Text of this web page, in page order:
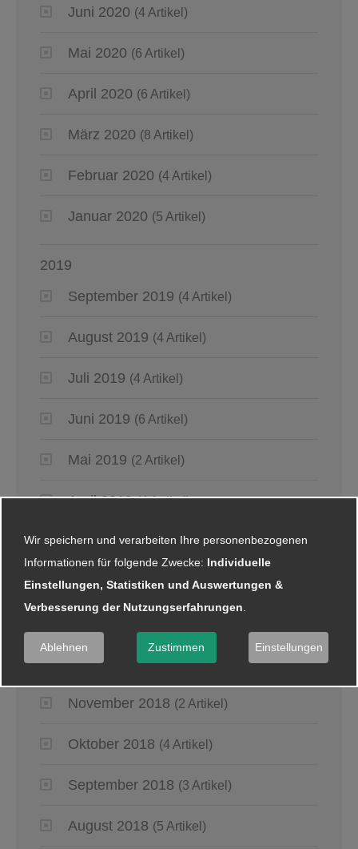
Juni 2020 (4 Artikel)
Mai 2020 (6 Artikel)
April 2020 (6 Artikel)
März 2020 (8 Artikel)
Februar 2020 (4 Artikel)
Januar 2020 (5 Artikel)
2019
September 2019 (4 Artikel)
August 2019 (4 Artikel)
Juli 2019 (4 Artikel)
Juni 2019 (6 Artikel)
Mai 2019 (2 Artikel)
April 2019 (4 Artikel)
März 2019 (6 Artikel)
Januar 2019 (5 Artikel)
2018
Dezember 2018 (8 Artikel)
November 2018 (2 Artikel)
Oktober 2018 (4 Artikel)
September 2018 (3 Artikel)
August 2018 (5 Artikel)
Wir speichern und verarbeiten Ihre personenbezogenen
Informationen für folgende Zwecke: Individuelle
Einstellungen, Statistiken und Auswertungen &
Verbesserung der Nutzungserfahrungen
Ablehnen Zustimmen Einstellungen